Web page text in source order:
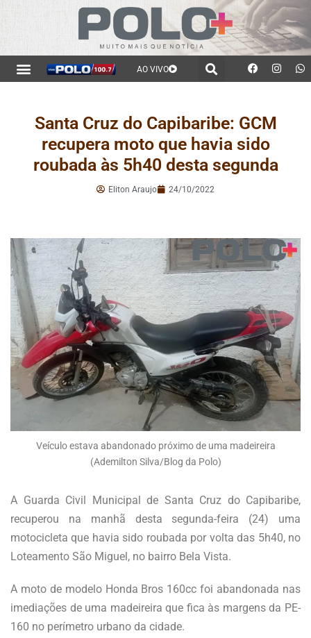
AO VIVO
Santa Cruz do Capibaribe: GCM
recupera moto que havia sido
roubada às 5h40 desta segunda
Eliton Araujo 24/10/2022
Veículo estava abandonado próximo de uma madeireira
(Ademilton Silva/Blog da Polo)
A Guarda Civil Municipal de Santa Cruz do Capibaribe,
recuperou na manhã desta segunda-feira (24) uma
motocicleta que havia sido roubada por volta das 5h40, no
Loteamento São Miguel, no bairro Bela Vista.
A moto de modelo Honda Bros 160cc foi abandonada nas
imediações de uma madeireira que fica às margens da PE-
160 no perímetro urbano da cidade.